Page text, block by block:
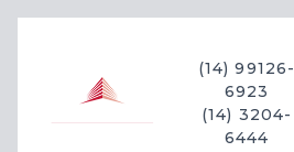
(14) 99126-
6923
(14) 3204-
6444